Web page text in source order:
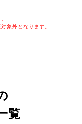
象外となります。
覧